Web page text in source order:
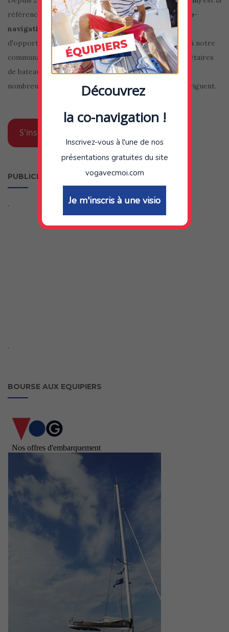
référence enmatière de bourse aux équipiersou
co-
navigation
sur internet. En plus d'offrir, des milliers
d'opportunités de navigation et de rencontres grâce à notre
communauté de presque 100.000 équipiers et propriétaires
de bateau, notre blog et notre newsletter offrent de
nombreux conseils et informations à tous ceux qui naviguent.
S'inscrire gratuitement au club VOG
PUBLICITE
`
`
BOURSE AUX EQUIPIERS
Découvrez
la co-navigation !
Inscrivez-vous à l'une de nos
présentations gratuites du site
vogavecmoi.com
Je m'inscris à une visio